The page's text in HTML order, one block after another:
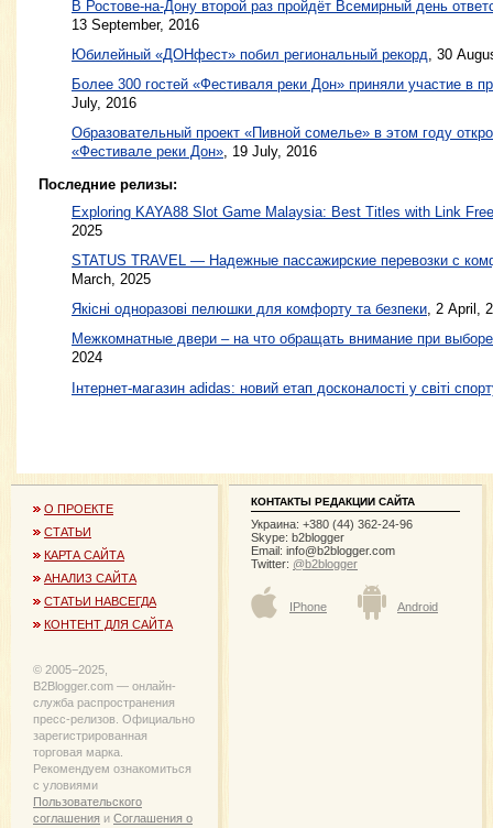
В Ростове-на-Дону второй раз пройдёт Всемирный день
13 September, 2016
Юбилейный «ДОНфест» побил региональный рекорд 30
Более 300 гостей «Фестиваля реки Дон» приняли участие в
July, 2016
Образовательный проект «Пивной сомелье» в этом году
«Фестивале реки Дон», 19 July, 2016
Последние релизы:
Exploring KAYA88 Slot Game Malaysia: Best Titles with Link
2025
STATUS TRAVEL — Надежные пассажирские перевозки с
March, 2025
Якісні одноразові пелюшки для комфорту та безпеки, 2 April,
Межкомнатные двери – на что обращать внимание при
2024
Інтернет-магазин adidas: новий етап досконалості у світі
О ПРОЕКТЕ
СТАТЬИ
КАРТА САЙТА
АНАЛИЗ САЙТА
СТАТЬИ НАВСЕГДА
КОНТЕНТ ДЛЯ САЙТА
© 2005−2025,
B2Blogger.com — онлайн-
служба распространения
пресс-релизов. Официально
зарегистрированная
торговая марка.
Рекомендуем ознакомиться
с уловиями
Пользовательского
соглашения и Соглашения о
КОНТАКТЫ РЕДАКЦИИ САЙТА
Украина: +380 (44) 362-24-96
Skype: b2blogger
Email: info@b2blogger.com
Twitter: @b2blogger
IPhone Android